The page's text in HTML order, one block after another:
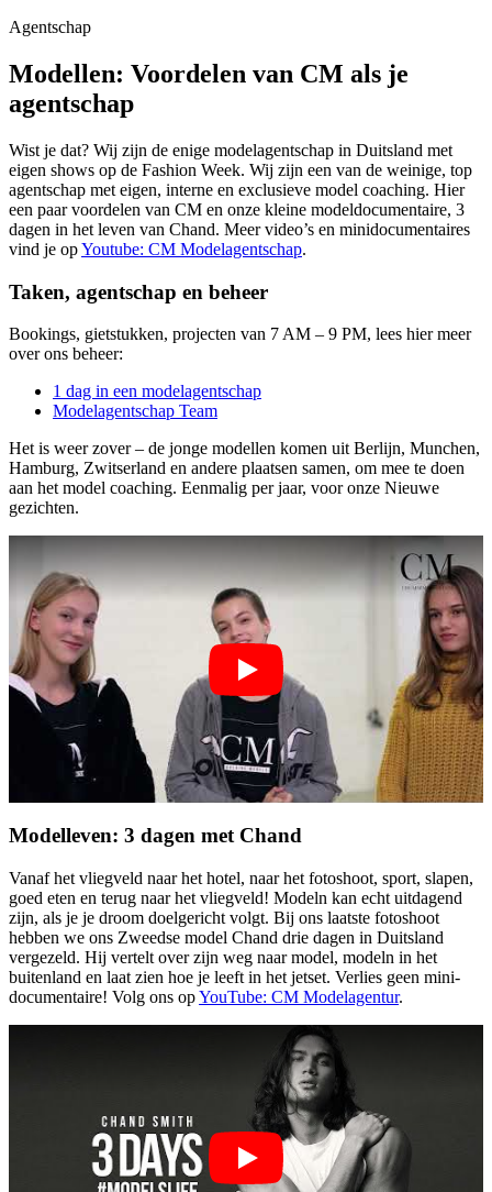
Agentschap
Modellen: Voordelen van CM als je
agentschap
Wist je dat? Wij zijn de enige modelagentschap in Duitsland met
eigen shows op de Fashion Week. Wij zijn een van de weinige, top
agentschap met eigen, interne en exclusieve model coaching. Hier
een paar voordelen van CM en onze kleine modeldocumentaire, 3
dagen in het leven van Chand. Meer video’s en minidocumentaires
vind je opYoutube: CM Modelagentschap.
Taken, agentschap en beheer
Bookings, gietstukken, projecten van 7 AM – 9 PM, lees hier meer
over ons beheer:
1 dag in een modelagentschap
Modelagentschap Team
Het is weer zover – de jonge modellen komen uit Berlijn, Munchen,
Hamburg, Zwitserland en andere plaatsen samen, om mee te doen
aan het model coaching. Eenmalig per jaar, voor onze Nieuwe
gezichten.
Modelleven: 3 dagen met Chand
Vanaf het vliegveld naar het hotel, naar het fotoshoot, sport, slapen,
goed eten en terug naar het vliegveld! Modeln kan echt uitdagend
zijn, als je je droom doelgericht volgt. Bij ons laatste fotoshoot
hebben we ons Zweedse model Chand drie dagen in Duitsland
vergezeld. Hij vertelt over zijn weg naar model, modeln in het
buitenland en laat zien hoe je leeft in het jetset. Verlies geen mini-
documentaire! Volg ons opYouTube: CM Modelagentur.